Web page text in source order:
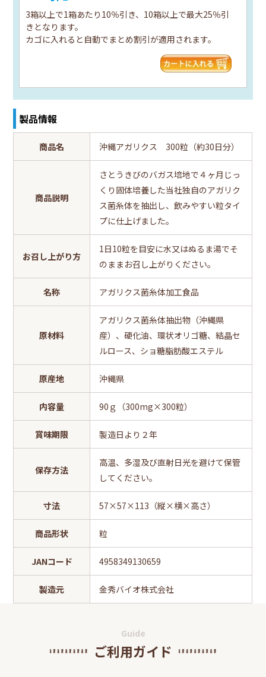
3箱以上で1箱あたり10％引き、10箱以上で最大25％引
きとなります。
カゴに入れると自動でまとめ割引が適用されます。
製品情報
商品名 沖縄アガリクス 300粒（約30日分）
商品説明
さとうきびのバガス培地で４ヶ月じっ
くり固体培養した当社独自のアガリク
ス菌糸体を抽出し、飲みやすい粒タイ
プに仕上げました。
お召し上がり方
1日10粒を目安に水又はぬるま湯でそ
のままお召し上がりください。
名称 アガリクス菌糸体加工食品
原材料
アガリクス菌糸体抽出物（沖縄県
産）、硬化油、環状オリゴ糖、結晶セ
ルロース、ショ糖脂肪酸エステル
原産地 沖縄県
内容量 90ｇ（300mg×300粒）
賞味期限 製造日より２年
保存方法
高温、多湿及び直射日光を避けて保管
してください。
寸法 57×57×113（縦×横×高さ）
商品形状 粒
JANコード 4958349130659
製造元 金秀バイオ株式会社
Guide
ご利用ガイド